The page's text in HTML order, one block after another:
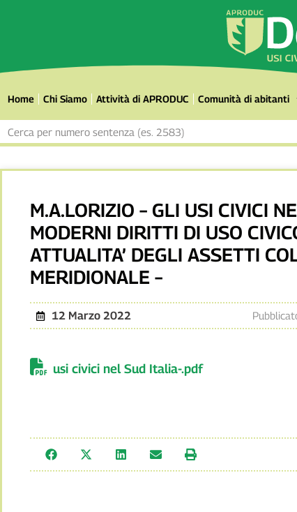
Home Chi Siamo Attività di APRODUC Comunità di abitanti
M.A.LORIZIO – GLI USI CIVICI
MODERNI DIRITTI DI USO
ATTUALITA’ DEGLI ASSETTI
MERIDIONALE –
12 Marzo 2022
usi civici nel Sud Italia-.pdf